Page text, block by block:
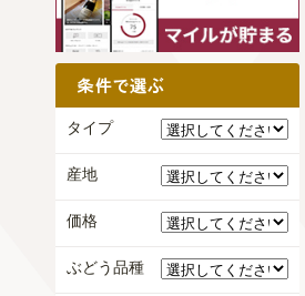
タイプ
産地
価格
ぶどう品種